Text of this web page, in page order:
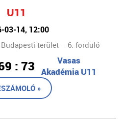
U11
03-14, 12:00
terület – 6. forduló
: 73
Vasas
Akadémia U11
»